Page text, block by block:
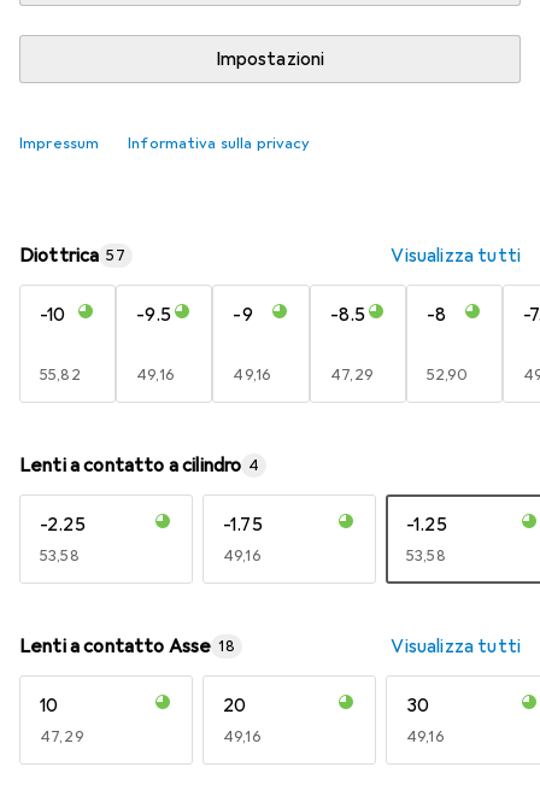
Impostazioni
Impressum Informativa sulla privacy
Aggiungi al carrello
Diottrica 57 Visualizza tutti
-10
EUR
55,82
-9.5
EUR
49,16
-9
EUR
49,16
-8.5
EUR
47,29
-8
EUR
52,90
-
Lenti a contatto a cilindro 4
-2.25
EUR
53,58
-1.75
EUR
49,16
-1.25
EUR
53,58
Lenti a contatto Asse 18 Visualizza tutti
10
EUR
47,29
20
EUR
49,16
30
EUR
49,16